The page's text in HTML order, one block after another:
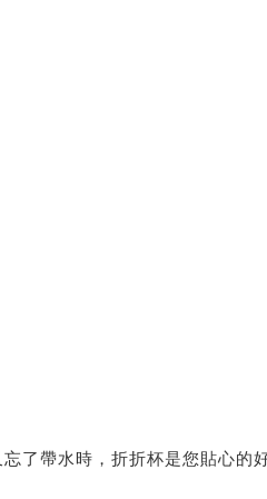
了帶水時，折折杯是您貼心的